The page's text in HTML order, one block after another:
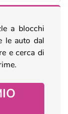
a blocchi
le auto dal
e cerca di